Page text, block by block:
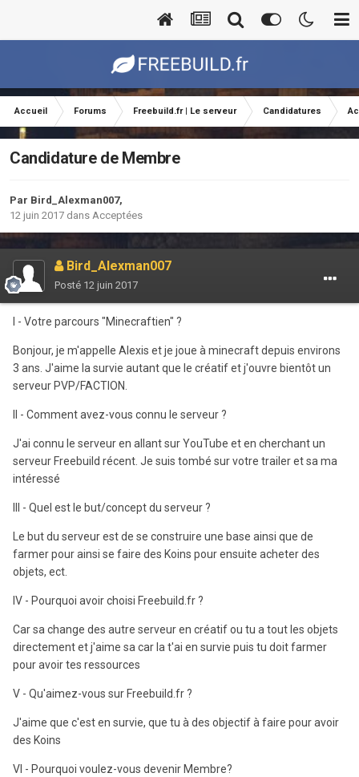
Accueil Forums Freebuild.fr | Le serveur Candidatures
Candidature de Membre
Par Bird_Alexman007,
12 juin 2017 dans Acceptées
Bird_Alexman007
Posté 12 juin 2017
I - Votre parcours "Minecraftien" ?
Bonjour, je m'appelle Alexis et je joue à minecraft depuis environs
3 ans. J'aime la survie autant que le créatif et j'ouvre bientôt un
serveur PVP/FACTION.
II - Comment avez-vous connu le serveur ?
J'ai connu le serveur en allant sur YouTube et en cherchant un
serveur Freebuild récent. Je suis tombé sur votre trailer et sa ma
intéressé
III - Quel est le but/concept du serveur ?
Le but du serveur est de se construire une base ainsi que de
farmer pour ainsi se faire des Koins pour ensuite acheter des
objets, ect.
IV - Pourquoi avoir choisi Freebuild.fr ?
Car sa change des autre serveur en créatif ou tu a tout les objets
directement et j'aime sa car la t'ai en survie puis tu doit farmer
pour avoir tes ressources
V - Qu'aimez-vous sur Freebuild.fr ?
J'aime que c'est en survie, que tu à des objectif à faire pour avoir
des Koins
VI - Pourquoi voulez-vous devenir Membre?